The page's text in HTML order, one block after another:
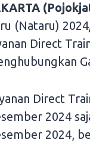
(Nataru)
Direct
Direct
2024
2024,